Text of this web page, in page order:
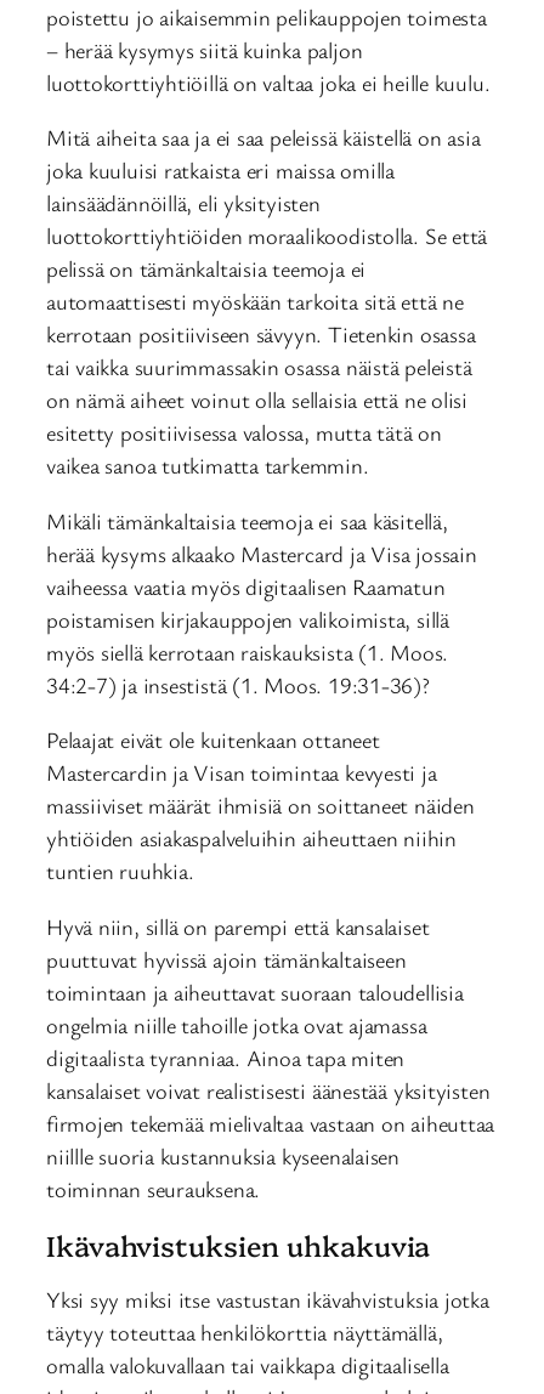
poistettu jo aikaisemmin pelikauppojen toimesta
– herää kysymys siitä kuinka paljon
luottokorttiyhtiöillä on valtaa joka ei heille kuulu.
Mitä aiheita saa ja ei saa peleissä käistellä on asia
joka kuuluisi ratkaista eri maissa omilla
lainsäädännöillä, eli yksityisten
luottokorttiyhtiöiden moraalikoodistolla. Se että
pelissä on tämänkaltaisia teemoja ei
automaattisesti myöskään tarkoita sitä että ne
kerrotaan positiiviseen sävyyn. Tietenkin osassa
tai vaikka suurimmassakin osassa näistä peleistä
on nämä aiheet voinut olla sellaisia että ne olisi
esitetty positiivisessa valossa, mutta tätä on
vaikea sanoa tutkimatta tarkemmin.
Mikäli tämänkaltaisia teemoja ei saa käsitellä,
herää kysyms alkaako Mastercard ja Visa jossain
vaiheessa vaatia myös digitaalisen Raamatun
poistamisen kirjakauppojen valikoimista, sillä
myös siellä kerrotaan raiskauksista (1. Moos.
34:2-7) ja insestistä (1. Moos. 19:31-36)?
Pelaajat eivät ole kuitenkaan ottaneet
Mastercardin ja Visan toimintaa kevyesti ja
massiiviset määrät ihmisiä on soittaneet näiden
yhtiöiden asiakaspalveluihin aiheuttaen niihin
tuntien ruuhkia.
Hyvä niin, sillä on parempi että kansalaiset
puuttuvat hyvissä ajoin tämänkaltaiseen
toimintaan ja aiheuttavat suoraan taloudellisia
ongelmia niille tahoille jotka ovat ajamassa
digitaalista tyranniaa. Ainoa tapa miten
kansalaiset voivat realistisesti äänestää yksityisten
firmojen tekemää mielivaltaa vastaan on aiheuttaa
niillle suoria kustannuksia kyseenalaisen
toiminnan seurauksena.
Ikävahvistuksien uhkakuvia
Yksi syy miksi itse vastustan ikävahvistuksia jotka
täytyy toteuttaa henkilökorttia näyttämällä,
omalla valokuvallaan tai vaikkapa digitaalisella